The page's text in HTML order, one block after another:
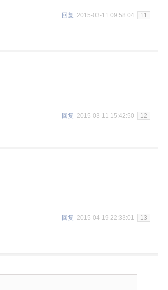
回复 2015-03-11 09:58:04 11
回复 2015-03-11 15:42:50 12
回复 2015-04-19 22:33:01 13